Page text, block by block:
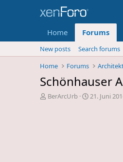
Home Forums
New posts
Search forums
Home
Forums
Schönhauser
E
BerArcUrb
E
21. Juni